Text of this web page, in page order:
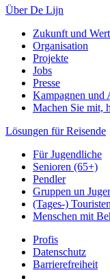
Über De Lijn
Zukunft und
Organisation
Projekte
Jobs
Presse
Kampagnen und
Machen Sie mit,
Lösungen für Reisende
Für Jugendliche
Senioren (65+)
Pendler
Gruppen un
(Tages-) Touristen
Menschen mit
Profis
Datenschutz
Barrierefreiheit